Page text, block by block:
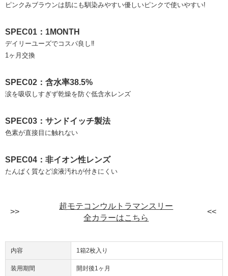
ピンクみブラウンは肌にも馴染みやすい優しいピンクで使いやすい!
SPEC01：1MONTH
デイリーユーズでコスパ良し‼
1ヶ月交換
SPEC02：含水率38.5%
涙を吸収しすぎず乾燥を防ぐ低含水レンズ
SPEC03：サンドイッチ製法
色素が直接目に触れない
SPEC04：非イオン性レンズ
たんぱく質など涙液汚れが付きにくい
超モテコンウルトラマンスリー
全カラーはこちら
内容 1箱2枚入り
装用期間 開封後1ヶ月